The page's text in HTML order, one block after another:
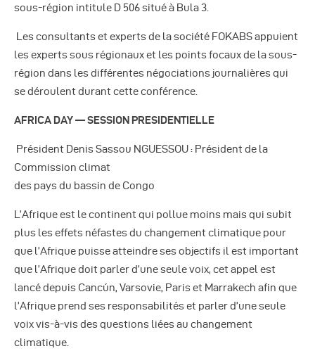
sous-région intitule D 506 situé à Bula 3.
Les consultants et experts de la société FOKABS appuient
les experts sous régionaux et les points focaux de la sous-
région dans les différentes négociations journalières qui
se déroulent durant cette conférence.
AFRICA DAY— SESSION PRESIDENTIELLE
Président Denis Sassou NGUESSOU : Président de la
Commission climat
des pays du bassin de Congo
L’Afrique est le continent qui pollue moins mais qui subit
plus les effets néfastes du changement climatique pour
que l’Afrique puisse atteindre ses objectifs il est important
que l’Afrique doit parler d’une seule voix, cet appel est
lancé depuis Cancún, Varsovie, Paris et Marrakech afin que
l’Afrique prend ses responsabilités et parler d’une seule
voix vis-à-vis des questions liées au changement
climatique.